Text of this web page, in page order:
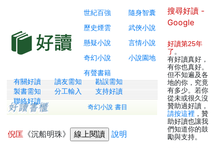
世紀百強
隨身智囊
歷史煙雲
武俠小說
懸疑小說
言情小說
奇幻小說
小說園地
有聲書籍
有關好讀 讀友需知
勘誤需知
製書需知
分工輸入
支持好讀
聯絡好讀
奇幻小說 書目
倪匡 《沉船明珠》 說明
搜尋好讀 -
Google
好讀第25年
了 。
有好讀真好，
有你也真好。
但不知遍及各
地的你，究竟
有多少。若你
從未或很久沒
贊助過好讀，
請按這裡 ，贊
助好讀也讓我
們知道你的鼓
勵與支持。